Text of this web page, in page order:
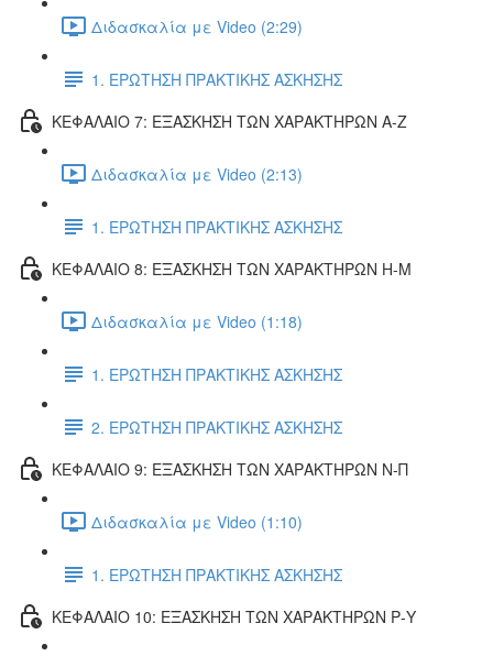
Διδασκαλία με Video (2:29)
1. ΕΡΩΤΗΣΗ ΠΡΑΚΤΙΚΗΣ ΑΣΚΗΣΗΣ
ΚΕΦΑΛΑΙΟ 7: ΕΞΑΣΚΗΣΗ ΤΩΝ ΧΑΡΑΚΤΗΡΩΝ Α-Ζ
Διδασκαλία με Video (2:13)
1. ΕΡΩΤΗΣΗ ΠΡΑΚΤΙΚΗΣ ΑΣΚΗΣΗΣ
ΚΕΦΑΛΑΙΟ 8: ΕΞΑΣΚΗΣΗ ΤΩΝ ΧΑΡΑΚΤΗΡΩΝ Η-Μ
Διδασκαλία με Video (1:18)
1. ΕΡΩΤΗΣΗ ΠΡΑΚΤΙΚΗΣ ΑΣΚΗΣΗΣ
2. ΕΡΩΤΗΣΗ ΠΡΑΚΤΙΚΗΣ ΑΣΚΗΣΗΣ
ΚΕΦΑΛΑΙΟ 9: ΕΞΑΣΚΗΣΗ ΤΩΝ ΧΑΡΑΚΤΗΡΩΝ Ν-Π
Διδασκαλία με Video (1:10)
1. ΕΡΩΤΗΣΗ ΠΡΑΚΤΙΚΗΣ ΑΣΚΗΣΗΣ
ΚΕΦΑΛΑΙΟ 10: ΕΞΑΣΚΗΣΗ ΤΩΝ ΧΑΡΑΚΤΗΡΩΝ Ρ-Υ